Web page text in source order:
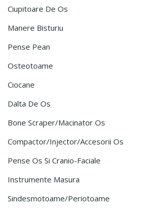
Ciupitoare De Os
Manere Bisturiu
Pense Pean
Osteotoame
Ciocane
Dalta De Os
Bone Scraper/Macinator Os
Compactor/Injector/Accesorii Os
Pense Os Si Cranio-Faciale
Instrumente Masura
Sindesmotoame/Periotoame